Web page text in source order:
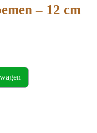
– 12 cm